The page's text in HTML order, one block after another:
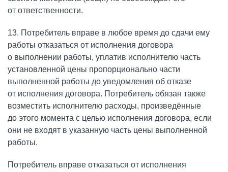
от ответственности.
13. Потребитель вправе в любое время до сдачи ему
работы отказаться от исполнения договора
о выполнении работы, уплатив исполнителю часть
установленной цены пропорционально части
выполненной работы до уведомления об отказе
от исполнения договора. Потребитель обязан также
возместить исполнителю расходы, произведённые
до этого момента с целью исполнения договора, если
они не входят в указанную часть цены выполненной
работы.
Потребитель вправе отказаться от исполнения